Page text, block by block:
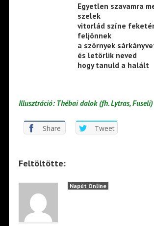
Egyetlen szavamra
szelek
vitorlád színe
feljönnek
a szörnyek
és letörlik neved
hogy tanuld a halált
Illusztráció: Thébai dalok (fh. Lytras, Fuseli)
Share Tweet
Feltöltötte:
Napút Online